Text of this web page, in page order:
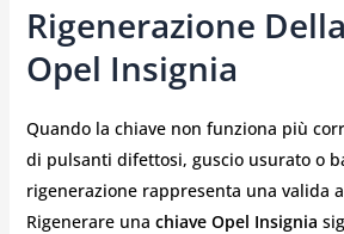
Rigenerazione
Opel Insignia
Quando la chiave non funziona più
di pulsanti difettosi, guscio usurato o
rigenerazione rappresenta una valida
Rigenerare una chiave Opel Insignia